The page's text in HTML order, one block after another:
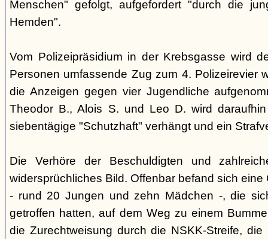
Menschen" gefolgt, aufgefordert "durch die
Hemden".
Vom Polizeipräsidium in der Krebsgasse wird
Personen umfassende Zug zum 4. Polizeirevier
die Anzeigen gegen vier Jugendliche
Theodor B., Alois S. und Leo D. wird
siebentägige "Schutzhaft" verhängt und ein
Die Verhöre der Beschuldigten und
widersprüchliches Bild. Offenbar befand sich
- rund 20 Jungen und zehn Mädchen -, die
getroffen hatten, auf dem Weg zu einem
die Zurechtweisung durch die NSKK-Streife,